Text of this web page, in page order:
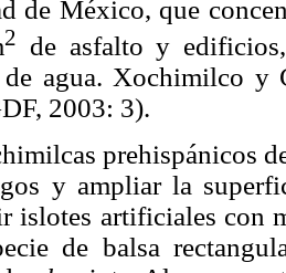
de México, que
2
de asfalto y
de agua. Xochimilco y
2003: 3).
prehispánicos
y ampliar la
islotes artificiales con
de balsa